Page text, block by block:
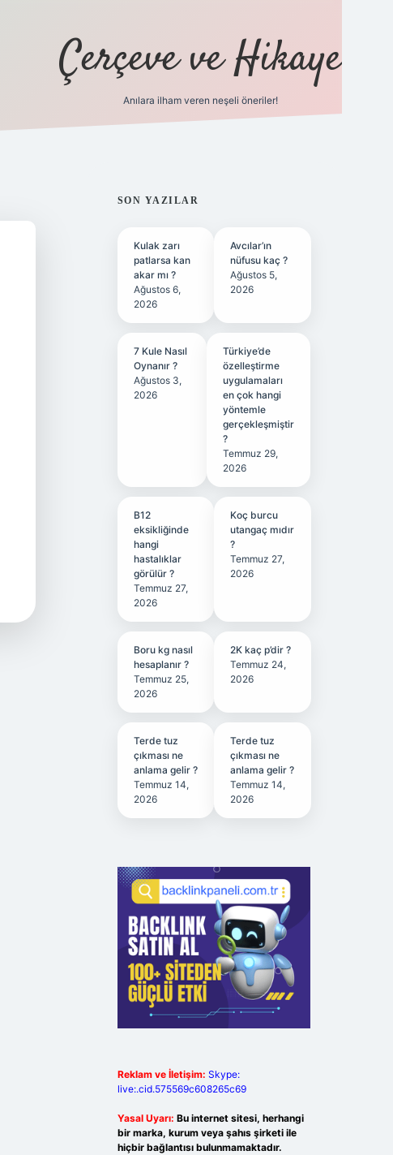
Çerçeve ve Hikaye
Anılara ilham veren neşeli öneriler!
SIDEBAR
SON YAZILAR
Kulak zarı
patlarsa kan
akar mı ?
Ağustos 6,
2026
Avcılar’ın
nüfusu kaç ?
Ağustos 5,
2026
7 Kule Nasıl
Oynanır ?
Ağustos 3,
2026
Türkiye’de
özelleştirme
uygulamaları
en çok hangi
yöntemle
gerçekleşmiştir
?
Temmuz 29,
2026
B12
eksikliğinde
hangi
hastalıklar
görülür ?
Temmuz 27,
2026
Koç burcu
utangaç mıdır
?
Temmuz 27,
2026
Boru kg nasıl
hesaplanır ?
Temmuz 25,
2026
2K kaç p’dir ?
Temmuz 24,
2026
Terde tuz
çıkması ne
anlama gelir ?
Temmuz 14,
2026
Terde tuz
çıkması ne
anlama gelir ?
Temmuz 14,
2026
Reklam ve İletişim: Skype:
live:.cid.575569c608265c69
Yasal Uyarı: Bu internet sitesi, herhangi
bir marka, kurum veya şahıs şirketi ile
hiçbir bağlantısı bulunmamaktadır.